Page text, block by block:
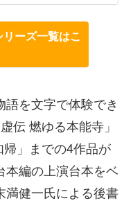
リーズ一覧はこ
を文字で体験でき
伝 燃ゆる本能寺」
」までの4作品が
本編の上演台本をベ
満健一氏による後書